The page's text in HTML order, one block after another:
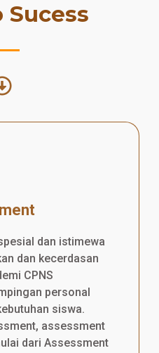
Sucess
dan istimewa
dan kecerdasan
CPNS
personal
siswa.
assessment
dari Assessment